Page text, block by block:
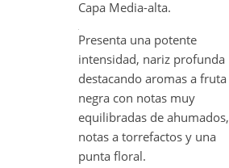
Capa Media-alta.
Presenta una potente
intensidad, nariz profunda
destacando aromas a fruta
negra con notas muy
equilibradas de ahumados,
notas a torrefactos y una
punta floral.